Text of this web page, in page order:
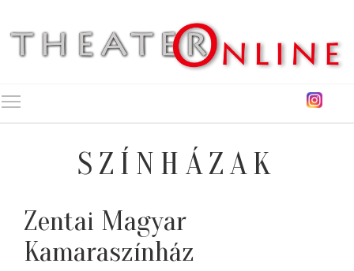
SZÍNHÁZAK
Zentai Magyar
Kamaraszínház